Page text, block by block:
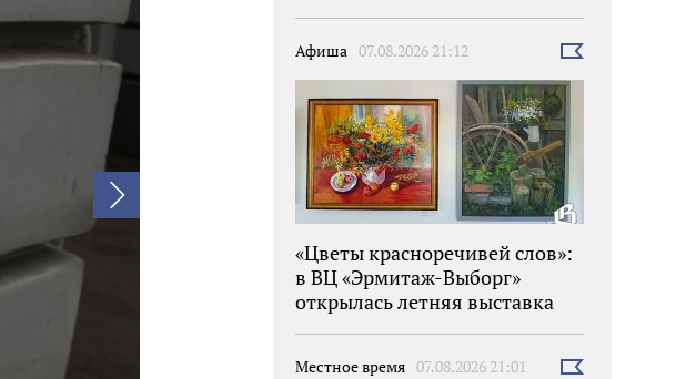
Афиша 07.08.2026 21:12
Выбрать
«Цветы красноречивей слов»:
в ВЦ «Эрмитаж-Выборг»
открылась летняя выставка
Местное время 07.08.2026 21:01
Выбрать